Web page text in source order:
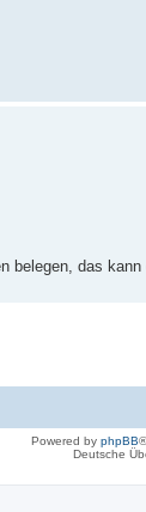
belegen, das kann
Powered by phpBB
Deutsche